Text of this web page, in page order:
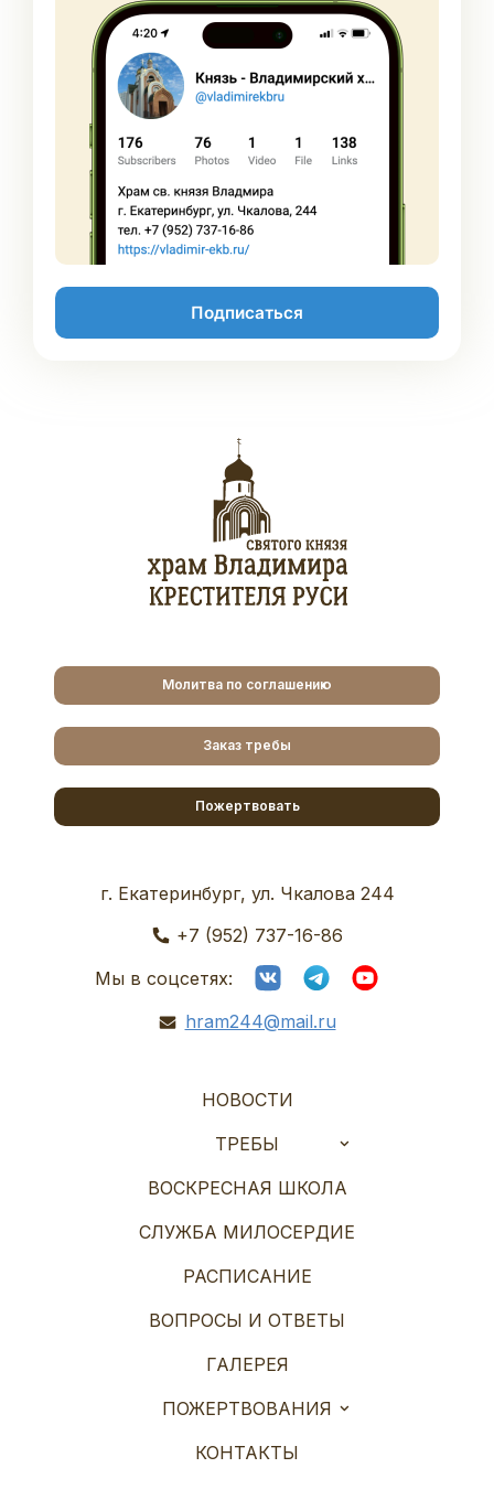
Подписаться
Молитва по соглашению
Заказ требы
Пожертвовать
г. Екатеринбург, ул. Чкалова 244
+7 (952) 737-16-86
Мы в соцсетях:
hram244@mail.ru
НОВОСТИ
ТРЕБЫ
ВОСКРЕСНАЯ ШКОЛА
СЛУЖБА МИЛОСЕРДИЕ
РАСПИСАНИЕ
ВОПРОСЫ И ОТВЕТЫ
ГАЛЕРЕЯ
ПОЖЕРТВОВАНИЯ
КОНТАКТЫ